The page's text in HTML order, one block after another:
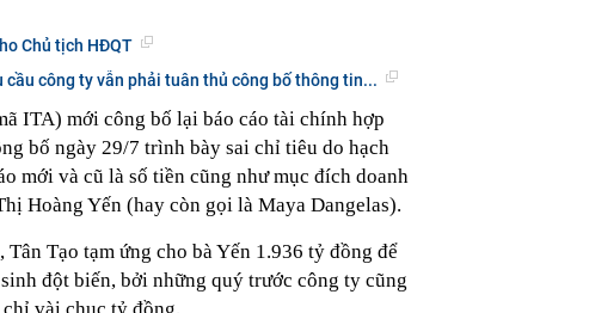
Chủ tịch HĐQT
cầu công ty vẫn phải tuân thủ công bố thông tin...
ITA) mới công bố lại báo cáo tài chính hợp
bố ngày 29/7 trình bày sai chỉ tiêu do hạch
mới và cũ là số tiền cũng như mục đích doanh
Hoàng Yến (hay còn gọi là Maya Dangelas).
Tạo tạm ứng cho bà Yến 1.936 tỷ đồng để
đột biến, bởi những quý trước công ty cũng